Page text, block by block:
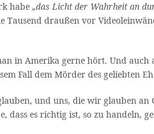
habe „das Licht der Wahrheit an
draußen vor
in Amerika gerne hört. Und
Fall dem Mörder des geliebten
und uns, die wir glauben
dass es richtig ist, so zu handeln,